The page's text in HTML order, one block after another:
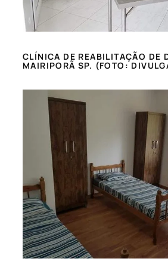
CLÍNICA DE REABILITAÇÃO DE
MAIRIPORÃ SP. (FOTO: